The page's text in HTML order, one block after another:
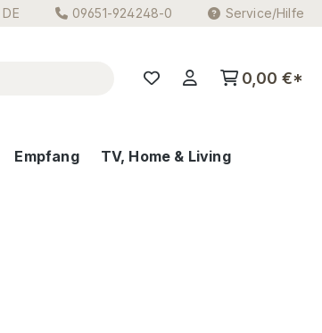
09651-924248-0 Service/Hilfe
0,00 €*
Empfang TV, Home & Living